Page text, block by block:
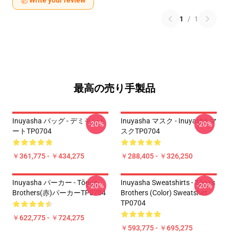
1 / 1
最高の売り手製品
Inuyasha バッグ - デミモント
ートTP0704
￥361,775 - ￥434,275
-20%
Inuyasha マスク - Inuyasha マ
スクTP0704
￥288,405 - ￥326,250
-20%
Inuyasha パーカー - Tōga's
Brothers(赤)パーカーTP0704
￥622,775 - ￥724,275
-20%
Inuyasha Sweatshirts - Tōga's
Brothers (color) Sweatshirt
TP0704
￥593,775 - ￥695,275
-20%